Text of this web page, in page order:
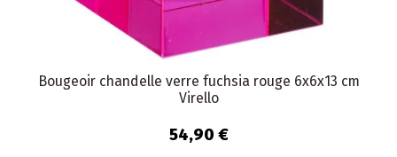
Bougeoir chandelle verre fuchsia rouge 6x6x13 cm
Virello
54,90 €